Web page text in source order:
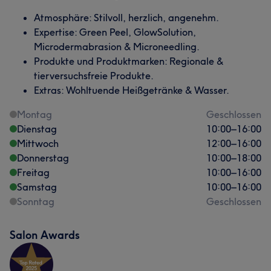
Atmosphäre: Stilvoll, herzlich, angenehm.
Expertise: Green Peel, GlowSolution,
Microdermabrasion & Microneedling.
Produkte und Produktmarken: Regionale &
tierversuchsfreie Produkte.
Extras: Wohltuende Heißgetränke & Wasser.
Montag
Geschlossen
Dienstag
10:00–16:00
Mittwoch
12:00–16:00
Donnerstag
10:00–18:00
Freitag
10:00–16:00
Samstag
10:00–16:00
Sonntag
Geschlossen
Salon Awards